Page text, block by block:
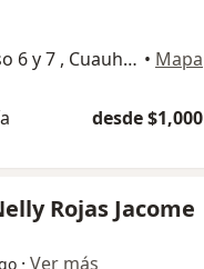
Av Baja California 261 piso 6 y 7 , Cuauhtémoc • Mapa
desde $1,000
Rojas Jacome
· Ver más